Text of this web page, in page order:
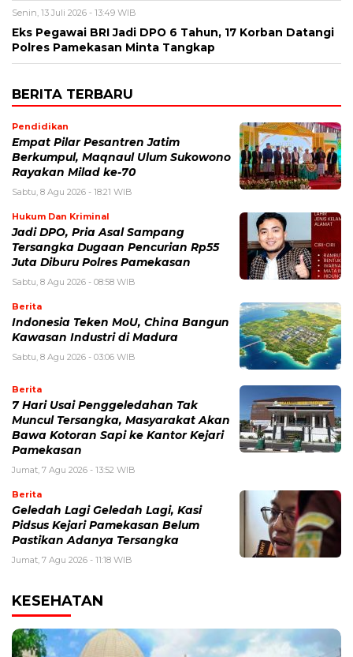
Senin, 13 Juli 2026 - 13:49 WIB
Eks Pegawai BRI Jadi DPO 6 Tahun, 17 Korban Datangi
Polres Pamekasan Minta Tangkap
BERITA TERBARU
Pendidikan
Empat Pilar Pesantren Jatim
Berkumpul, Maqnaul Ulum Sukowono
Rayakan Milad ke-70
Sabtu, 8 Agu 2026 - 18:21 WIB
Hukum Dan Kriminal
Jadi DPO, Pria Asal Sampang
Tersangka Dugaan Pencurian Rp55
Juta Diburu Polres Pamekasan
Sabtu, 8 Agu 2026 - 08:58 WIB
Berita
Indonesia Teken MoU, China Bangun
Kawasan Industri di Madura
Sabtu, 8 Agu 2026 - 03:06 WIB
Berita
7 Hari Usai Penggeledahan Tak
Muncul Tersangka, Masyarakat Akan
Bawa Kotoran Sapi ke Kantor Kejari
Pamekasan
Jumat, 7 Agu 2026 - 13:52 WIB
Berita
Geledah Lagi Geledah Lagi, Kasi
Pidsus Kejari Pamekasan Belum
Pastikan Adanya Tersangka
Jumat, 7 Agu 2026 - 11:18 WIB
KESEHATAN